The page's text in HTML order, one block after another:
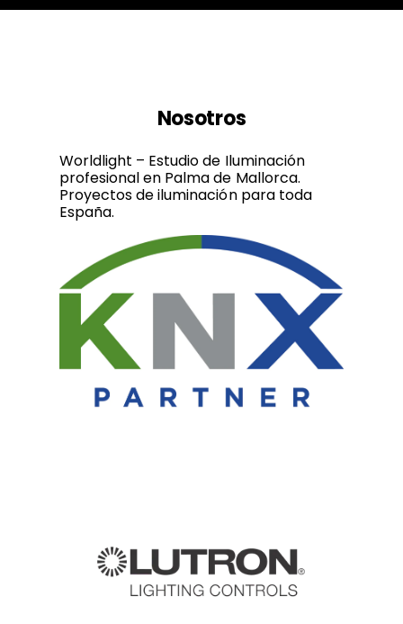
Nosotros
Worldlight – Estudio de Iluminación
profesional en Palma de Mallorca.
Proyectos de iluminación para toda
España.